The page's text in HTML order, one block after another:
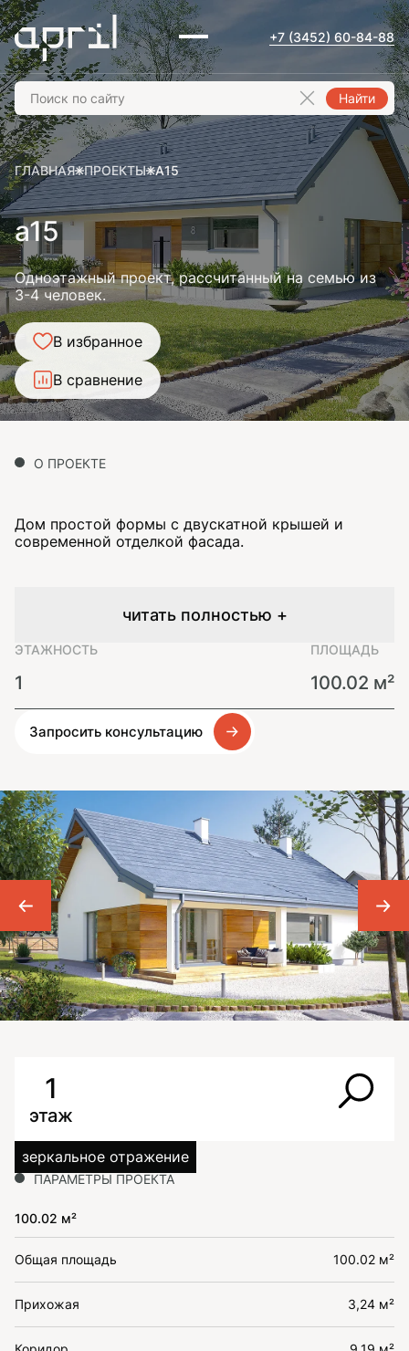
+7 (3452) 60-84-88
Найти
ГЛАВНАЯ ПРОЕКТЫ A15
a15
Одноэтажный проект, рассчитанный на семью из
3-4 человек.
В избранное
В сравнение
О ПРОЕКТЕ
Дом простой формы с двускатной крышей и
современной отделкой фасада.
читать полностью +
ЭТАЖНОСТЬ
1
ПЛОЩАДЬ
100.02 м²
Запросить консультацию
1
этаж
зеркальное отражение
ПАРАМЕТРЫ ПРОЕКТА
100.02 м²
Общая площадь 100.02 м²
Прихожая 3,24 м²